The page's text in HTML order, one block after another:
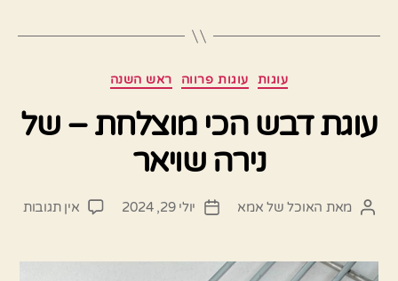
קטגוריות עוגות עוגות פרווה ראש השנה
עוגת דבש הכי מוצלחת – של
נירה שויאר
המחבר
מאת האוכל של אמא
תאריך
יולי 29, 2024 אין תגובות
הכי